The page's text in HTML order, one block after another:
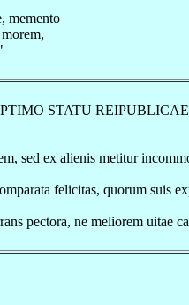
memento
STATU
sed ex alienis metitur
felicitas, quorum suis
pectora, ne meliorem uitae